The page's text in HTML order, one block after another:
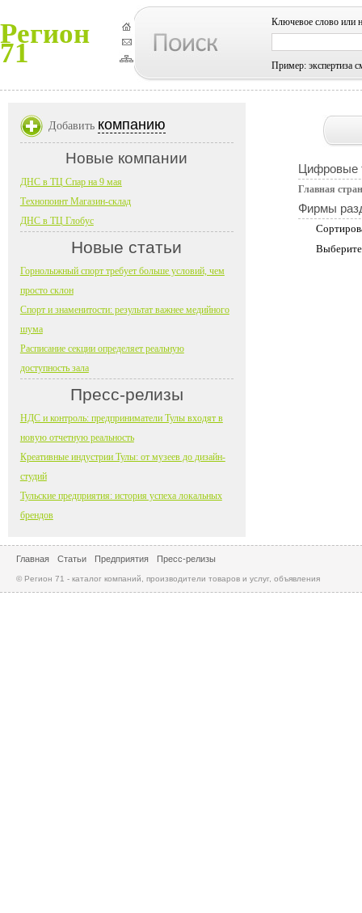
Регион
71
Ключевое слово или
Пример: экспертиза
Цифровые
Главная
Фирмы
Добавить компанию
Новые компании
ДНС в ТЦ Спар на 9 мая
Технопоинт Магазин-склад
ДНС в ТЦ Глобус
Новые статьи
Горнолыжный спорт требует больше условий, чем
просто склон
Спорт и знаменитости: результат важнее медийного
шума
Расписание секции определяет реальную
доступность зала
Пресс-релизы
НДС и контроль: предприниматели Тулы входят в
новую отчетную реальность
Креативные индустрии Тулы: от музеев до дизайн-
студий
Тульские предприятия: история успеха локальных
брендов
Главная Статьи Предприятия Пресс-релизы
© Регион 71 - каталог компаний, производители товаров и услуг, объявления